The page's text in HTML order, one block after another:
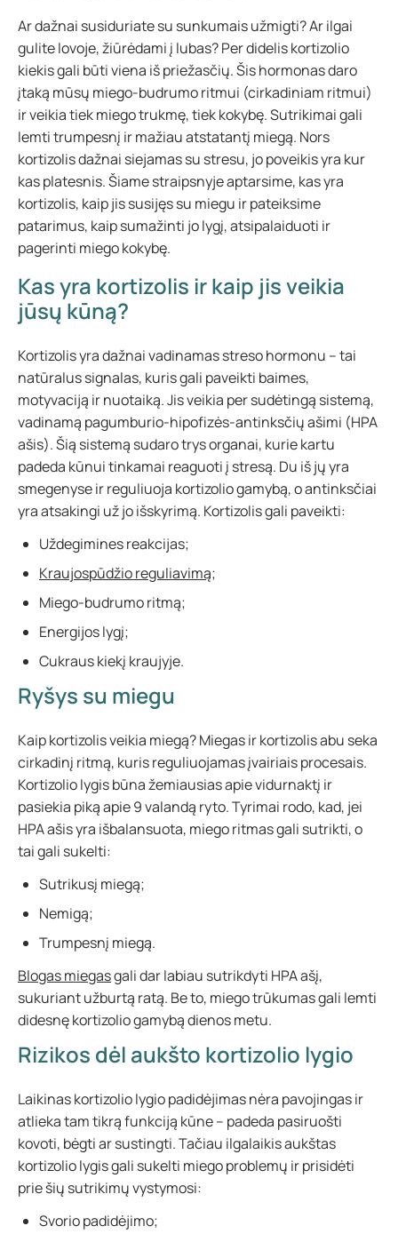
Ar dažnai susiduriate su sunkumais užmigti? Ar ilgai
gulite lovoje, žiūrėdami į lubas? Per didelis kortizolio
kiekis gali būti viena iš priežasčių. Šis hormonas daro
įtaką mūsų miego-budrumo ritmui (cirkadiniam ritmui)
ir veikia tiek miego trukmę, tiek kokybę. Sutrikimai gali
lemti trumpesnį ir mažiau atstatantį miegą. Nors
kortizolis dažnai siejamas su stresu, jo poveikis yra kur
kas platesnis. Šiame straipsnyje aptarsime, kas yra
kortizolis, kaip jis susijęs su miegu ir pateiksime
patarimus, kaip sumažinti jo lygį, atsipalaiduoti ir
pagerinti miego kokybę.
Kas yra kortizolis ir kaip jis veikia
jūsų kūną?
Kortizolis yra dažnai vadinamas streso hormonu – tai
natūralus signalas, kuris gali paveikti baimes,
motyvaciją ir nuotaiką. Jis veikia per sudėtingą sistemą,
vadinamą pagumburio-hipofizės-antinksčių ašimi (HPA
ašis). Šią sistemą sudaro trys organai, kurie kartu
padeda kūnui tinkamai reaguoti į stresą. Du iš jų yra
smegenyse ir reguliuoja kortizolio gamybą, o antinksčiai
yra atsakingi už jo išskyrimą. Kortizolis gali paveikti:
Uždegimines reakcijas;
Kraujospūdžio reguliavimą;
Miego-budrumo ritmą;
Energijos lygį;
Cukraus kiekį kraujyje.
Ryšys su miegu
Kaip kortizolis veikia miegą? Miegas ir kortizolis abu seka
cirkadinį ritmą, kuris reguliuojamas įvairiais procesais.
Kortizolio lygis būna žemiausias apie vidurnaktį ir
pasiekia piką apie 9 valandą ryto. Tyrimai rodo, kad, jei
HPA ašis yra išbalansuota, miego ritmas gali sutrikti, o
tai gali sukelti:
Sutrikusį miegą;
Nemigą;
Trumpesnį miegą.
Blogas miegasgali dar labiau sutrikdyti HPA ašį,
sukuriant užburtą ratą. Be to, miego trūkumas gali lemti
didesnę kortizolio gamybą dienos metu.
Rizikos dėl aukšto kortizolio lygio
Laikinas kortizolio lygio padidėjimas nėra pavojingas ir
atlieka tam tikrą funkciją kūne – padeda pasiruošti
kovoti, bėgti ar sustingti. Tačiau ilgalaikis aukštas
kortizolio lygis gali sukelti miego problemų ir prisidėti
prie šių sutrikimų vystymosi:
Svorio padidėjimo;